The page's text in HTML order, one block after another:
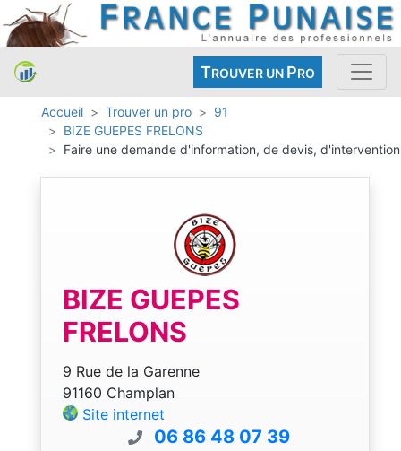
TROUVER UN PRO
Accueil Trouver un pro
91
BIZE GUEPES FRELONS
Faire une demande d'information, de devis, d'intervention
BIZE GUEPES
FRELONS
9 Rue de la Garenne
91160 Champlan
Site internet
06 86 48 07 39